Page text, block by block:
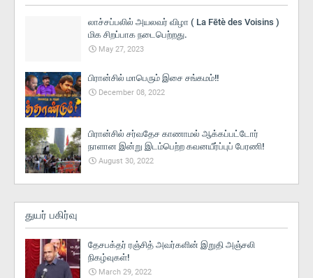
லாச்சப்பலில் அயலவர் விழா ( La Fētè des Voisins )
மிக சிறப்பாக நடைபெற்றது.
May 27, 2023
பிரான்சில் மாபெரும் இசை சங்கமம்!!
December 08, 2022
பிரான்சில் சர்வதேச காணாமல் ஆக்கப்பட்டோர்
நாளான இன்று இடம்பெற்ற கவனயீர்ப்புப் பேரணி!
August 30, 2022
துயர் பகிர்வு
தேசபக்தர் ரஞ்சித் அவர்களின் இறுதி அஞ்சலி
நிகழ்வுகள்!
March 29, 2022